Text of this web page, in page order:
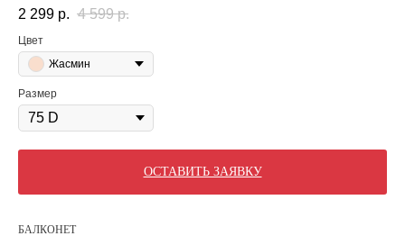
2 299 р. 4 599 р.
Цвет
Жасмин
Размер
ОСТАВИТЬ ЗАЯВКУ
БАЛКОНЕТ